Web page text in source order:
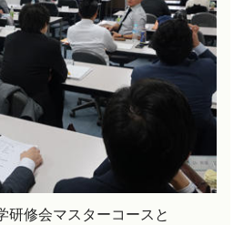
研修会マスターコースと